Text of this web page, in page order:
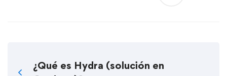
¿Qué es Hydra (solución en